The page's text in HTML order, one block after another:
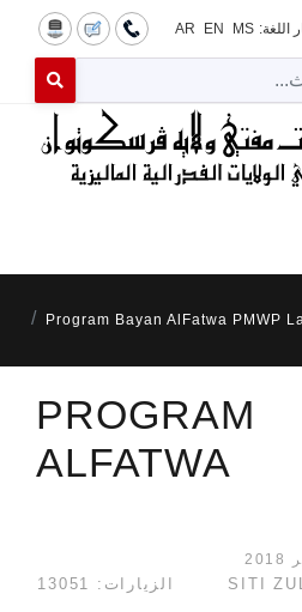
اللغة: MS
EN
AR
for results.
Program Bayan AlFatwa PMWP
الزيارات: 13051